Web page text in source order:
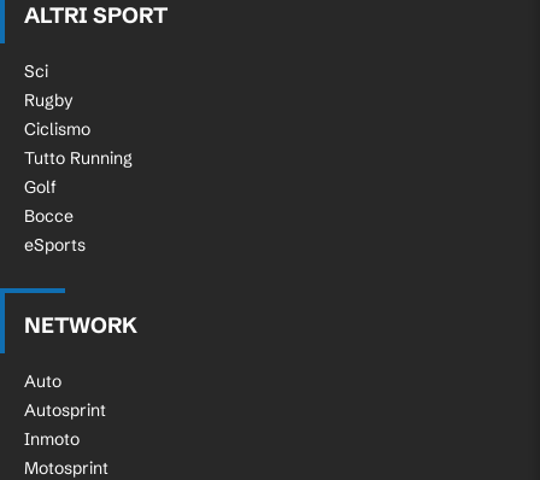
ALTRI SPORT
Sci
Rugby
Ciclismo
Tutto Running
Golf
Bocce
eSports
NETWORK
Auto
Autosprint
Inmoto
Motosprint